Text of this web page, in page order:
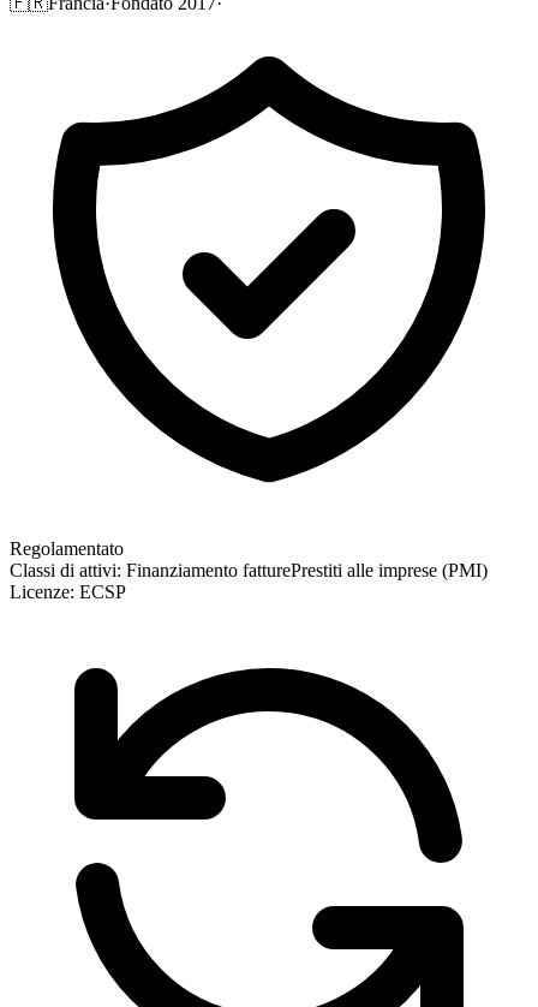
Regolamentato
Classi di attivi: Finanziamento fatturePrestiti alle imprese (PMI)
Licenze: ECSP